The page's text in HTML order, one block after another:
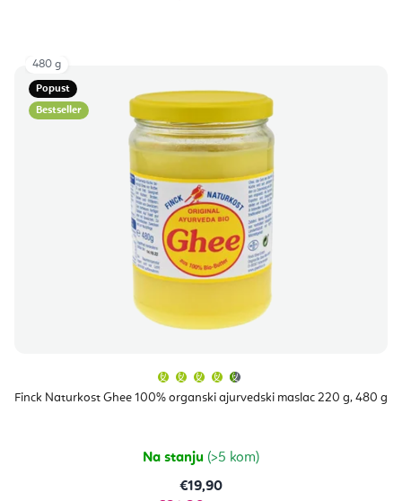
Popust
Bestseller
Finck Naturkost Ghee 100% organski ajurvedski maslac 220 g, 480 g
proizvoda
je
zvjezdica.
Na stanju (>5 kom)
€19,90
480 g